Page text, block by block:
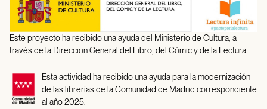
Este proyecto ha recibido una ayuda del Ministerio de Cultura, a
través de la Direccion General del Libro, del Cómic y de la Lectura.
Esta actividad ha recibido una ayuda para la modernización
de las librerías de la Comunidad de Madrid correspondiente
al año 2025.